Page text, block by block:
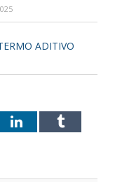
ADITIVO
LinkedInTumblr